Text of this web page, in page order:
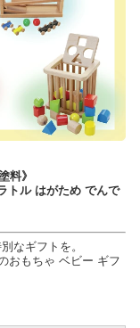
料》
トル はがため でんで
なギフトを。
おもちゃ ベビー ギフ